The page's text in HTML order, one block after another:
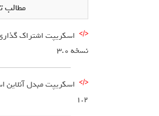
مطالب
نسخه 3.0
1.2